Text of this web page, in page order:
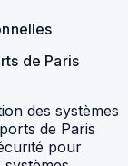
de Paris
des systèmes
de Paris
pour